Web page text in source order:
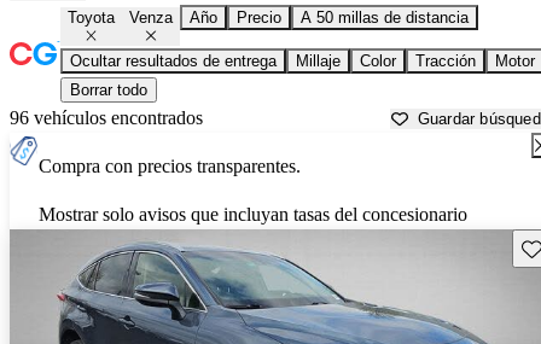
Toyota Venza Año Precio A 50 millas de distancia
Ocultar resultados de entrega Millaje Color Tracción
Motor
Borrar todo
96 vehículos encontrados Guardar
Compra con precios transparentes.
Mostrar solo avisos que incluyan tasas del concesionario